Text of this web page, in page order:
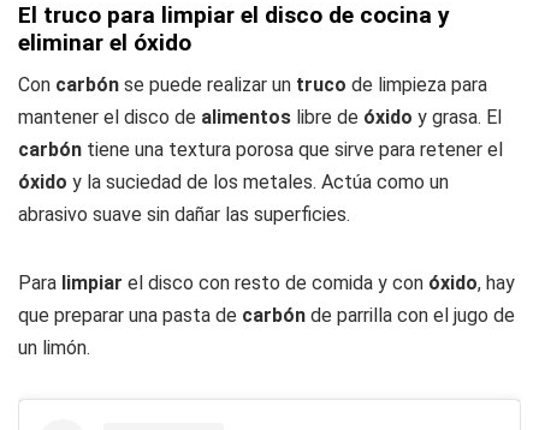
El truco para limpiar el disco de cocina y
eliminar el óxido
Con carbón se puede realizar un truco de limpieza para
mantener el disco de alimentos libre de óxido y grasa. El
carbón tiene una textura porosa que sirve para retener el
óxido y la suciedad de los metales. Actúa como un
abrasivo suave sin dañar las superficies.
Para limpiar el disco con resto de comida y con óxido, hay
que preparar una pasta de carbón de parrilla con el jugo de
un limón.